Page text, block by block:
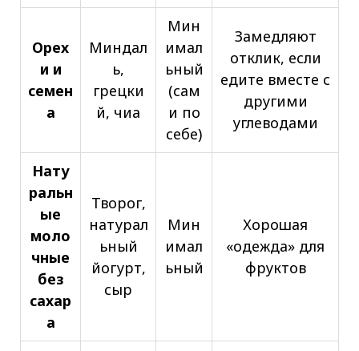
Орех
и и
семен
а
Миндал
ь,
грецки
й, чиа
Мин
имал
ьный
(сам
и по
себе)
Замедляют
отклик, если
едите вместе с
другими
углеводами
Нату
ральн
ые
моло
чные
без
сахар
а
Творог,
натурал
ьный
йогурт,
сыр
Мин
имал
ьный
Хорошая
«одежда» для
фруктов